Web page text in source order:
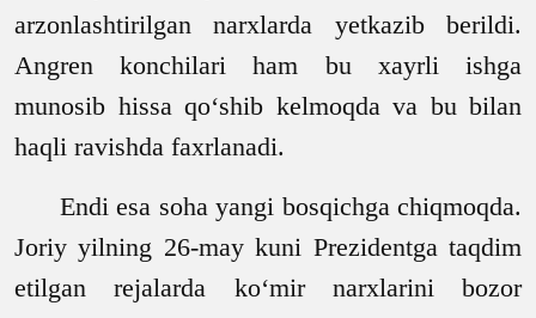
arzonlashtirilgan narxlarda yetkazib berildi.
Angren konchilari ham bu xayrli ishga
munosib hissa qo‘shib kelmoqda va bu bilan
haqli ravishda faxrlanadi.
Endi esa soha yangi bosqichga chiqmoqda.
Joriy yilning 26-may kuni Prezidentga taqdim
etilgan rejalarda ko‘mir narxlarini bozor